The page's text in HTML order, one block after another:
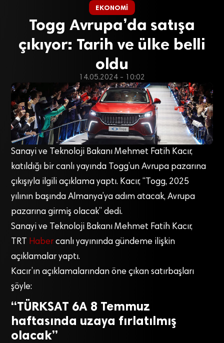
EKONOMI
Togg Avrupa’da satışa
çıkıyor: Tarih ve ülke belli
oldu
14.05.2024 - 10:02
Sanayi ve Teknoloji Bakanı Mehmet Fatih Kacır,
katıldığı bir canlı yayında Togg’un Avrupa pazarına
çıkışıyla ilgili açıklama yaptı. Kacır, “Togg, 2025
yılının başında Almanya’ya adım atacak, Avrupa
pazarına girmiş olacak” dedi.
Sanayi ve Teknoloji Bakanı Mehmet Fatih Kacır,
TRT
Haber canlı yayınında gündeme ilişkin
açıklamalar yaptı.
Kacır’ın açıklamalarından öne çıkan satırbaşları
şöyle:
“TÜRKSAT 6A 8 Temmuz
haftasında uzaya fırlatılmış
olacak”